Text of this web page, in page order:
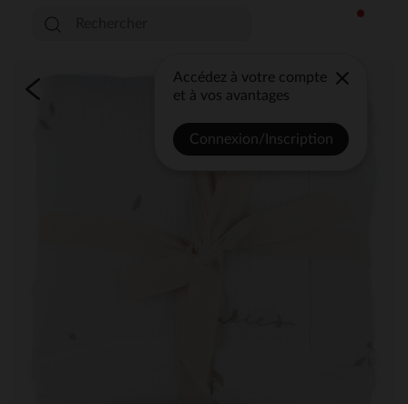
Accédez à votre compte
et à vos avantages
Connexion/Inscription